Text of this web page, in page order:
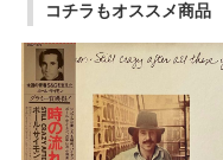
コチラもオススメ商品